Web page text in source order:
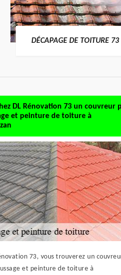
DÉCAPAGE DE TOITURE 73
DL Rénovation 73 un couvreur
et peinture de toiture à
73, vous trouverez un
et peinture de toiture à